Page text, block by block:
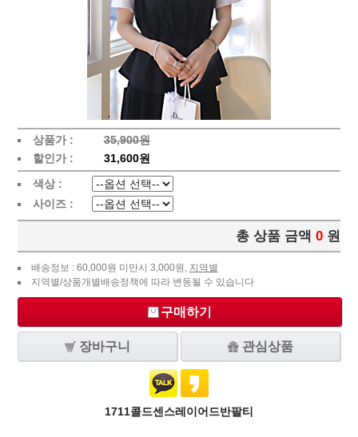
상품가 :
35,900원
할인가 :
31,600원
색상 :
사이즈 :
총 상품 금액 0 원
배송정보 : 60,000원 미만시 3,000원, 지역별
지역별/상품개별배송정책에 따라 변동될 수 있습니다
구매하기
장바구니 관심상품
1711콜드센스레이어드반팔티